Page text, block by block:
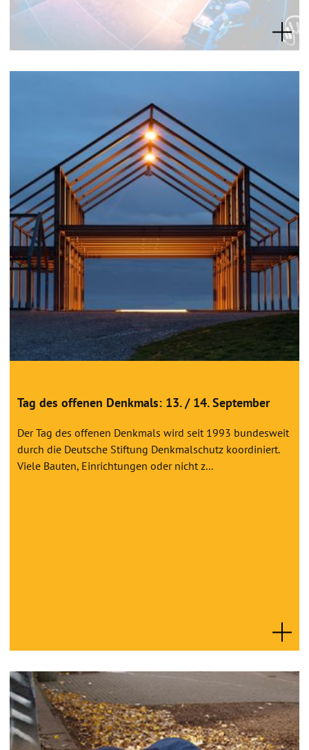
Tag des offenen Denkmals: 13. / 14. September
Der Tag des offenen Denkmals wird seit 1993 bundesweit
durch die Deutsche Stiftung Denkmalschutz koordiniert.
Viele Bauten, Einrichtungen oder nicht z...